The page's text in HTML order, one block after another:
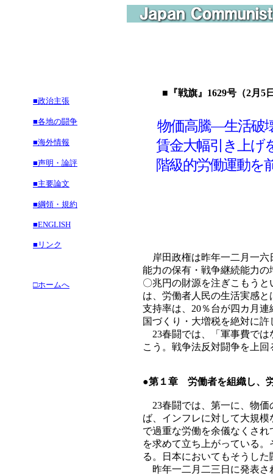
■政治主張
■各地の闘争
■海外情報
■声明・論評
■主要論文
■綱領・規約
■ENGLISH
■リンク
□ホームへ
■『戦旗』1629号（2月5
物価高騰―生活破
賃金大幅引き上げ
階級的労働運動を
岸田政権は昨年一二月一六
能力の保有・戦争継続能力
〇兆円の財源を注ぎこもう
は、労働者人民の生活実感
支持率は、20％台が四カ月
国づくり・大増税を絶対に
23春闘では、「軍事費では
こう。戦争法反対闘争を上
●第１章 労働者を組織し、
23春闘では、第一に、物価
ば、インフレに対して大規
で過重な労働を余儀なくさ
を求めて立ち上がっている
る。日本においてもそうし
昨年一二月二三日に発表さ